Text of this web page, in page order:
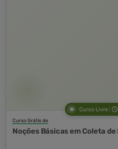
Curso Livre
Curso Grátis de
Noções Básicas em Coleta